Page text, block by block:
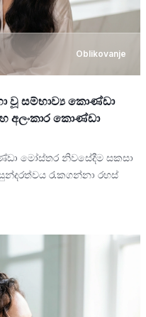
Oblikovanje
වූ සම්භාව්‍ය කොණ්ඩා
අලංකාර කොණ්ඩා
මෝස්තර නිවසේදීම සකසා
රැකගන්නා රහස්